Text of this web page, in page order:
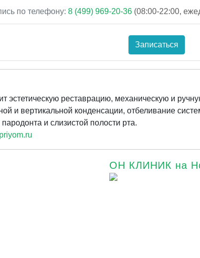
по телефону: 8 (499) 969-20-36 (08:00-22:00,
Записаться
эстетическую реставрацию, механическую и
и вертикальной конденсации, отбеливание
и слизистой полости рта.
ОН КЛИНИК на